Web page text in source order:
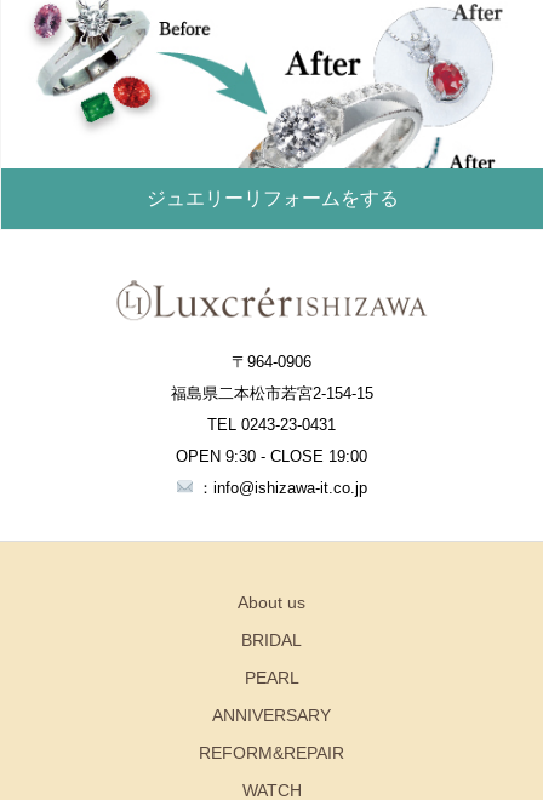
ジュエリーリフォームをする
〒964-0906
福島県二本松市若宮2-154-15
TEL 0243-23-0431
OPEN 9:30 - CLOSE 19:00
：info@ishizawa-it.co.jp
About us
BRIDAL
PEARL
ANNIVERSARY
REFORM&REPAIR
WATCH